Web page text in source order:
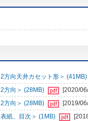
方向天井カセット形＞ (41MB)
方向＞ (28MB)
[2020/
方向＞ (28MB)
[2019/
紙、目次＞ (1MB)